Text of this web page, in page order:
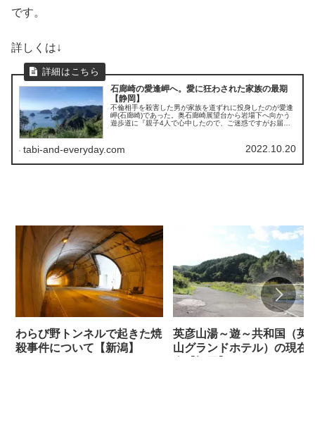
です。
詳しくは↓
石廊崎の愛逢岬へ。愛に狂わされた家族の最期
【静岡】
不倫相手を殺害した男が家族を道ずれに投身したのが愛逢
岬(石廊崎)であった。奥石廊崎展望台から岩場下へ向かう
遊歩道に『親子4人で心中したので、ご迷惑ですがお届け
tabi-and-everyday.com 2022.10.20
わらび野トンネルで起きた焼
殺事件について【新潟】
英彦山湯～遊～共和国（英
山グランドホテル）の現在